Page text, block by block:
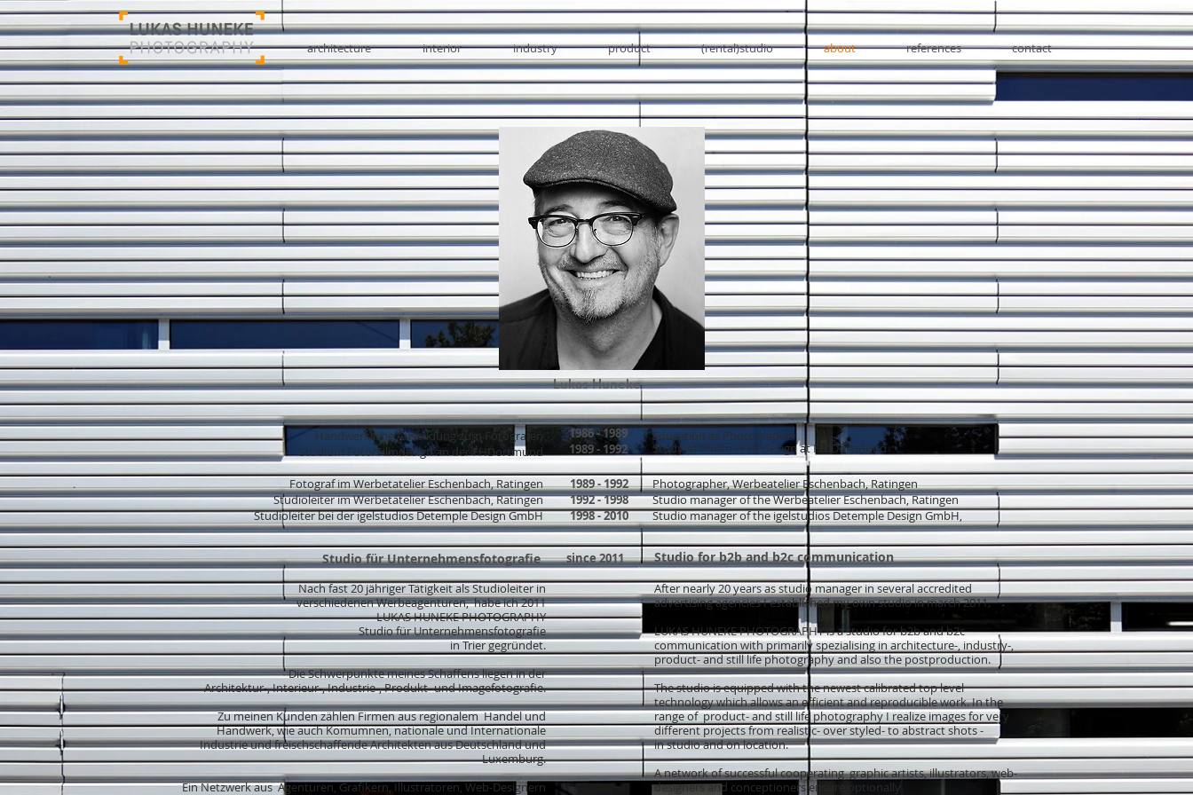
architecture interior industry product (rental)studio about references contact
Lukas Huneke
Handwerkliche Ausbildung zum Fotografen
Studium Foto/Filmdesign an der FHDortmund
Fotograf im Werbetatelier Eschenbach, Ratingen
Studioleiter im Werbetatelier Eschenbach, Ratingen
Studioleiter bei der igelstudios Detemple Design GmbH
Studio für Unternehmensfotografie
1986 - 1989
1989 - 1992
1989 - 1992
1992 - 1998
1998 - 2010
since2011
Nach fast 20 jähriger Tätigkeit als Studioleiter in
verschiedenen Werbeagenturen, habe ich 2011
LUKAS HUNEKE PHOTOGRAPHY
Studio für Unternehmensfotografie
in Trier gegründet.
Die Schwerpunkte meines Schaffens liegen in der
Architektur-, Interieur-, Industrie-, Produkt- und Imagefotografie.
Zu meinen Kunden zählen Firmen aus regionalem Handel und
Handwerk, wie auch Komumnen, nationale und Internationale
Industrie und freischschaffende Architekten aus Deutschland und
Luxemburg.
Ein Netzwerk aus Agenturen, Grafikern, Illustratoren, Web-Designern
Education as Photographer
Study of Photo-/Filmdesign at FH Dortmund​
Photographer, Werbeatelier Eschenbach, Ratingen
Studio manager of the Werbeatelier Eschenbach, Ratingen
Studio manager of the igelstudios Detemple Design GmbH,
Studio for b2b and b2c communication
After nearly 20 years as studio manager in several accredited
advertising agencies I established my own studio in march 2011.
LUKAS HUNEKE PHOTOGRAPHY is a studio for b2b and b2c
communication with primarily spezialising in architecture-, industry-,
product- and still life photography and also the postproduction.
The studio is equipped with the newest calibrated top level
technology which allows an efficient and reproducible work. In the
range of product- and still life photography I realize images for very
different projects from realistic- over styled- to abstract shots -
in studio and on location.
A network of successful cooperating graphic artists, illustrators, web-
designers and conceptioners ensure optionally